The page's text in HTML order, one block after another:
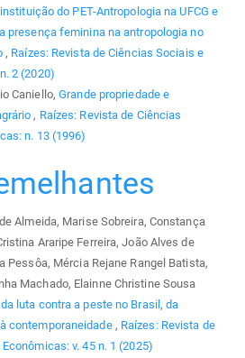
do PET-Antropologia na UFCG e
presença feminina na antropologia no
, Raízes: Revista de Ciências Sociais e
2 (2020)
Caniello,Grande propriedade e
, Raízes: Revista de Ciências
n. 13 (1996)
Almeida, Marise Sobreira, Constança
Araripe Ferreira, João Alves de
Pessôa, Mércia Rejane Rangel Batista,
Machado, Elainne Christine Sousa
luta contra a peste no Brasil, da
contemporaneidade , Raízes: Revista de
v. 45 n. 1 (2025)